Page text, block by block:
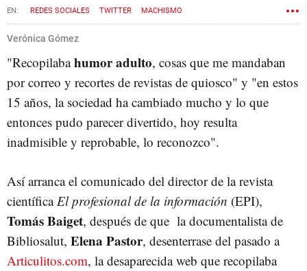
REDES SOCIALES TWITTER MACHISMO
Verónica Gómez
"Recopilabahumor adulto, cosas que me mandaban
por correo y recortes de revistas de quiosco" y "en estos
15 años, la sociedad ha cambiado mucho y lo que
entonces pudo parecer divertido, hoy resulta
inadmisible y reprobable, lo reconozco".
Así arranca el comunicado del director de la revista
científicaEl profesional de la información (EPI),
Tomás Baiget, después de que la documentalista de
Bibliosalut, Elena Pastor, desenterrase del pasado a
Articulitos.com, la desaparecida web que recopilaba